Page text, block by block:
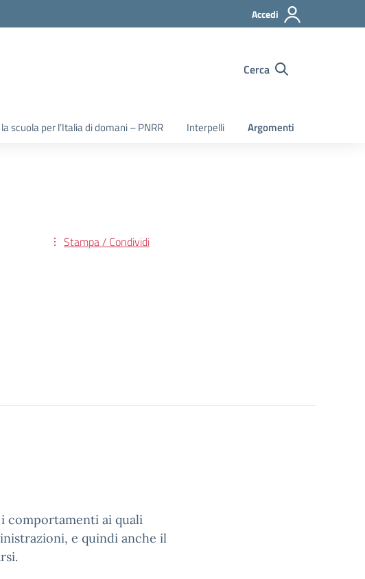
Accedi
Cerca
scuola per l’Italia di domani – PNRR Interpelli Argomenti
Stampa / Condividi
comportamenti ai quali
e quindi anche il